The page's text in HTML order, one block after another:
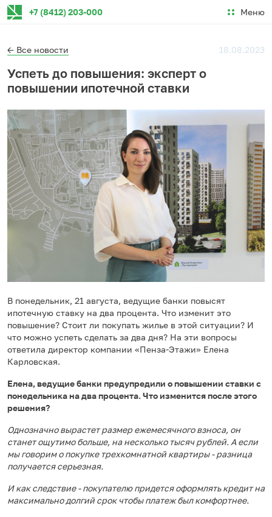
+7 (8412) 203-000 Меню
← Все новости 18.08.2023
Успеть до повышения: эксперт о
повышении ипотечной ставки
В понедельник, 21 августа, ведущие банки повысят
ипотечную ставку на два процента. Что изменит это
повышение? Стоит ли покупать жилье в этой ситуации? И
что можно успеть сделать за два дня? На эти вопросы
ответила директор компании «Пенза-Этажи» Елена
Карловская.
Елена, ведущие банки предупредили о повышении ставки с
понедельника на два процента. Что изменится после этого
решения?
Однозначно вырастет размер ежемесячного взноса, он
станет ощутимо больше, на несколько тысяч рублей. А если
мы говорим о покупке трехкомнатной квартиры - разница
получается серьезная.
И как следствие - покупателю придется оформлять кредит на
максимально долгий срок чтобы платеж был комфортнее.